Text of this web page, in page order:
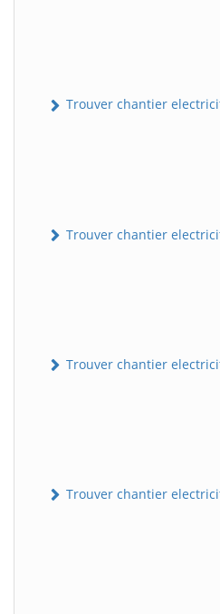
Trouver chantier
Trouver chantier
Trouver chantier
Trouver chantier